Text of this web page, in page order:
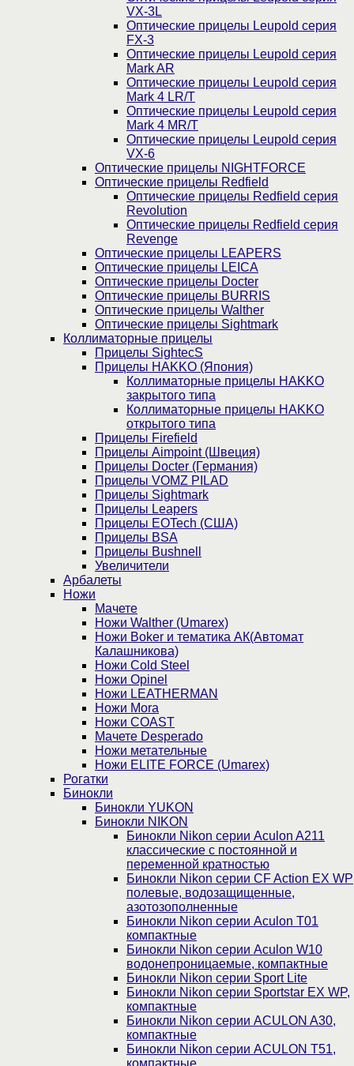
VX-3L
Оптические прицелы Leupold серия
FX-3
Оптические прицелы Leupold серия
Mark AR
Оптические прицелы Leupold серия
Mark 4 LR/T
Оптические прицелы Leupold серия
Mark 4 MR/T
Оптические прицелы Leupold серия
VX-6
Оптические прицелы NIGHTFORCE
Оптические прицелы Redfield
Оптические прицелы Redfield серия
Revolution
Оптические прицелы Redfield серия
Revenge
Оптические прицелы LEAPERS
Оптические прицелы LEICA
Оптические прицелы Docter
Оптические прицелы BURRIS
Оптические прицелы Walther
Оптические прицелы Sightmark
Коллиматорные прицелы
Прицелы SightecS
Прицелы HAKKO (Япония)
Коллиматорные прицелы HAKKO
закрытого типа
Коллиматорные прицелы HAKKO
открытого типа
Прицелы Firefield
Прицелы Aimpoint (Швеция)
Прицелы Docter (Германия)
Прицелы VOMZ PILAD
Прицелы Sightmark
Прицелы Leapers
Прицелы EOTech (США)
Прицелы BSA
Прицелы Bushnell
Увеличители
Арбалеты
Ножи
Мачете
Ножи Walther (Umarex)
Ножи Boker и тематика АК(Автомат
Калашникова)
Ножи Cold Steel
Ножи Opinel
Ножи LEATHERMAN
Ножи Mora
Ножи COAST
Мачете Desperado
Ножи метательные
Ножи ELITE FORCE (Umarex)
Рогатки
Бинокли
Бинокли YUKON
Бинокли NIKON
Бинокли Nikon серии Aculon A211
классические с постоянной и
переменной кратностью
Бинокли Nikon серии СF Action EX WP
полевые, водозащищенные,
азотозополненные
Бинокли Nikon серии Aculon T01
компактные
Бинокли Nikon серии Aculon W10
водонепроницаемые, компактные
Бинокли Nikon серии Sport Lite
Бинокли Nikon серии Sportstar EX WP,
компактные
Бинокли Nikon серии ACULON A30,
компактные
Бинокли Nikon серии ACULON Т51,